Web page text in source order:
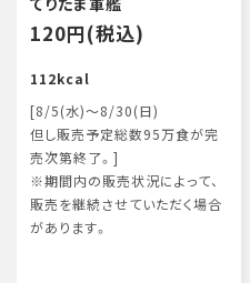
120円(税込)
112kcal
[8/5(水)～8/30(日)
但し販売予定総数95万食が完
売次第終了。]
※期間内の販売状況によって、
販売を継続させていただく場合
があります。